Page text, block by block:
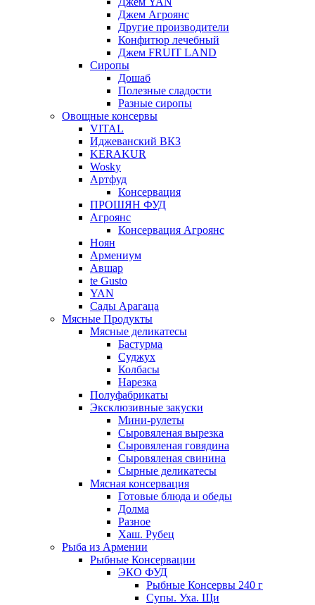
Джем Агроянс
Другие производители
Конфитюр лечебный
Джем FRUIT LAND
Сиропы
Дошаб
Полезные сладости
Разные сиропы
Овощные консервы
VITAL
Иджеванский ВКЗ
KERAKUR
Wosky
Артфуд
Консервация
ПРОШЯН ФУД
Агроянс
Консервация Агроянс
Ноян
Армениум
Авшар
te Gusto
YAN
Сады Арагаца
Мясные Продукты
Мясные деликатесы
Бастурма
Суджух
Колбасы
Нарезка
Полуфабрикаты
Эксклюзивные закуски
Мини-рулеты
Сыровяленая вырезка
Сыровяленая говядина
Сыровяленая свинина
Сырные деликатесы
Мясная консервация
Готовые блюда и обеды
Долма
Разное
Хаш. Рубец
Рыба из Армении
Рыбные Консервации
ЭКО ФУД
Рыбные Консервы 240 г
Супы. Уха. Щи